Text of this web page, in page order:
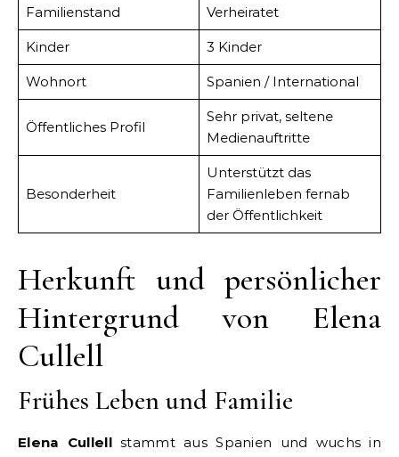
Familienstand Verheiratet
Kinder 3 Kinder
Wohnort Spanien / International
Öffentliches Profil
Sehr privat, seltene
Medienauftritte
Besonderheit
Unterstützt das
Familienleben fernab
der Öffentlichkeit
Herkunft und persönlicher
Hintergrund von Elena
Cullell
Frühes Leben und Familie
Elena Cullellstammt aus Spanien und wuchs in